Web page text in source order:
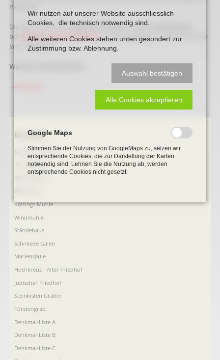
Paterweg.
Die Büste wurde vonJohannes Greiweund Georg
bei
Heinrich Gerhard Bückerin Auftrag gegeben und Mitte der 60
Jahre aufgestellt.
Weitere Informationen:
-Wikipedia
Navigation
überspringen
Denkmale
Stephanus-Kirche
Hist. Rathaus
Domitorium
Wehrturm
Köttings Mühle
Windmühle
Ständehaus
Schmiede Galen
Mariensäule
Hochkreuz - Alter Friedhof
Jüdischer Friedhof
Steinkisten Gräber
Fürstengrab
Denkmal-Liste A
Denkmal-Liste B
Denkmal-Liste C
Wir nutzen auf unserer Website ausschliesslich
Cookies, die technisch notwendig sind.
Alle weiteren Cookies stehen unten gesondert zur
Zustimmung bzw. Ablehnung.
Auswahl bestätigen
Alle Cookies akzeptieren
Google Maps
Stimmen Sie der Nutzung von GoogleMaps zu, setzen wir
entsprechende Cookies, die zur Darstellung der Karten
notwendig sind. Lehnen Sie die Nutzung ab, werden
entsprechende Cookies nicht gesetzt.